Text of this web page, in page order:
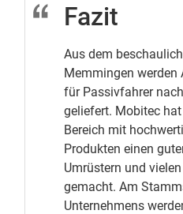
Fazit
Aus dem
Memmingen werden
für Passivfahrer
geliefert. Mobitec
Bereich mit
Produkten einen
Umrüstern und
gemacht. Am
Unternehmens